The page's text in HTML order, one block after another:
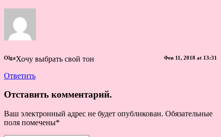
Olga Фев 11, 2018 at 13:31
Хочу выбрать свой тон
Ответить
Отставить комментарий.
Ваш электронный адрес не будет опубликован. Обязательные
поля помечены*